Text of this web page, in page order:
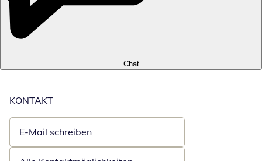
Chat
KONTAKT
E-Mail schreiben
Öffnet E-Mail-Client